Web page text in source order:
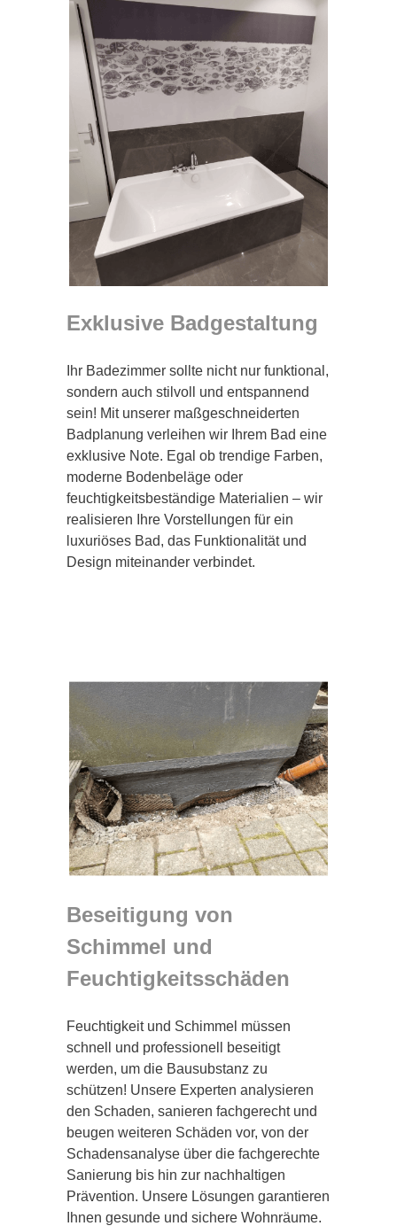
Exklusive Badgestaltung
Ihr Badezimmer sollte nicht nur funktional,
sondern auch stilvoll und entspannend
sein! Mit unserer maßgeschneiderten
Badplanung verleihen wir Ihrem Bad eine
exklusive Note. Egal ob trendige Farben,
moderne Bodenbeläge oder
feuchtigkeitsbeständige Materialien – wir
realisieren Ihre Vorstellungen für ein
luxuriöses Bad, das Funktionalität und
Design miteinander verbindet.
Beseitigung von
Schimmel und
Feuchtigkeitsschäden
Feuchtigkeit und Schimmel müssen
schnell und professionell beseitigt
werden, um die Bausubstanz zu
schützen! Unsere Experten analysieren
den Schaden, sanieren fachgerecht und
beugen weiteren Schäden vor, von der
Schadensanalyse über die fachgerechte
Sanierung bis hin zur nachhaltigen
Prävention. Unsere Lösungen garantieren
Ihnen gesunde und sichere Wohnräume.